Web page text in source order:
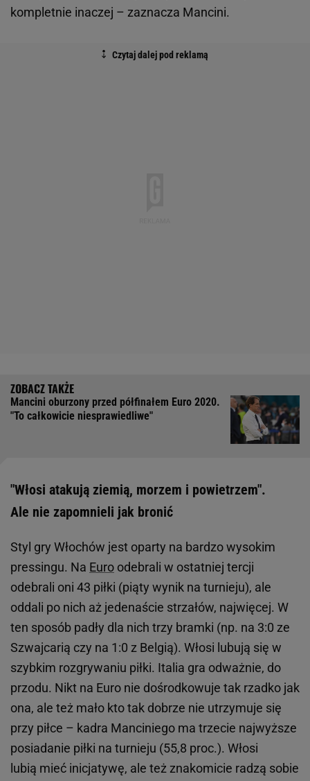
kompletnie inaczej – zaznacza Mancini.
Mancini oburzony przed półfinałem Euro 2020.
"To całkowicie niesprawiedliwe"
"Włosi atakują ziemią, morzem i powietrzem".
Ale nie zapomnieli jak bronić
Styl gry Włochów jest oparty na bardzo wysokim
pressingu. Na Euro odebrali w ostatniej tercji
odebrali oni 43 piłki (piąty wynik na turnieju), ale
oddali po nich aż jedenaście strzałów, najwięcej. W
ten sposób padły dla nich trzy bramki (np. na 3:0 ze
Szwajcarią czy na 1:0 z Belgią). Włosi lubują się w
szybkim rozgrywaniu piłki. Italia gra odważnie, do
przodu. Nikt na Euro nie dośrodkowuje tak rzadko jak
ona, ale też mało kto tak dobrze nie utrzymuje się
przy piłce – kadra Manciniego ma trzecie najwyższe
posiadanie piłki na turnieju (55,8 proc.). Włosi
lubią mieć inicjatywę, ale też znakomicie radzą sobie